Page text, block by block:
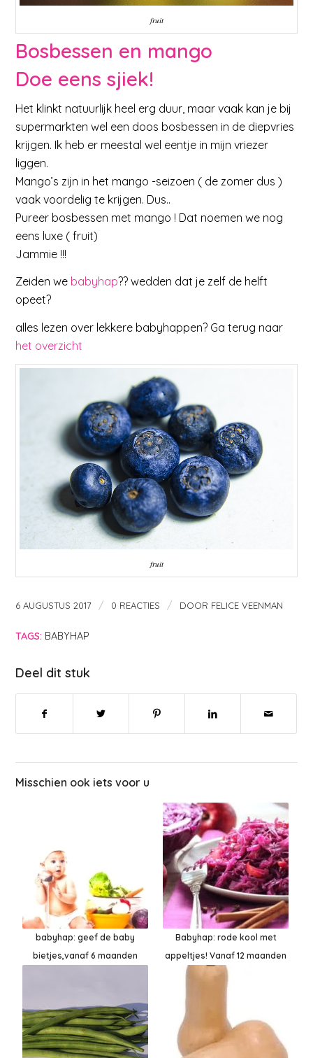
fruit
Bosbessen en mango
Doe eens sjiek!
Het klinkt natuurlijk heel erg duur, maar vaak kan je bij
supermarkten wel een doos bosbessen in de diepvries
krijgen. Ik heb er meestal wel eentje in mijn vriezer
liggen.
Mango’s zijn in het mango -seizoen ( de zomer dus )
vaak voordelig te krijgen. Dus..
Pureer bosbessen met mango ! Dat noemen we nog
eens luxe ( fruit)
Jammie !!!
Zeiden we babyhap?? wedden dat je zelf de helft
opeet?
alles lezen over lekkere babyhappen? Ga terug naar
het overzicht
fruit
6 AUGUSTUS 2017 / 0 REACTIES / DOOR FELICE VEENMAN
TAGS: BABYHAP
Deel dit stuk
Misschien ook iets voor u
babyhap: geef de baby
bietjes,vanaf 6 maanden
Babyhap: rode kool met
appeltjes! Vanaf 12 maanden